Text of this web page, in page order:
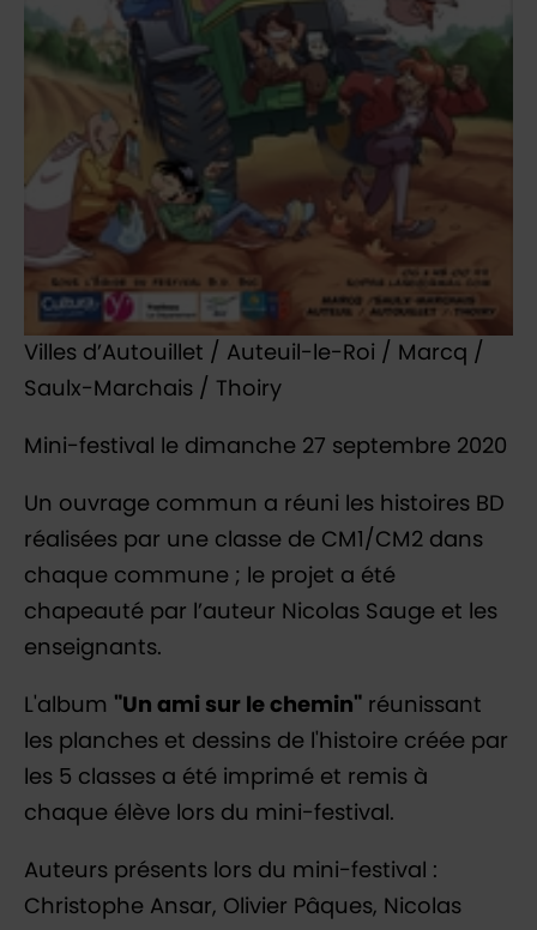
Villes d’Autouillet / Auteuil-le-Roi / Marcq /
Saulx-Marchais / Thoiry
Mini-festival le dimanche 27 septembre 2020
Un ouvrage commun a réuni les histoires BD
réalisées par une classe de CM1/CM2 dans
chaque commune ; le projet a été
chapeauté par l’auteur Nicolas Sauge et les
enseignants.
L'album "Un ami sur le chemin" réunissant
les planches et dessins de l'histoire créée par
les 5 classes a été imprimé et remis à
chaque élève lors du mini-festival.
Auteurs présents lors du mini-festival :
Christophe Ansar, Olivier Pâques, Nicolas